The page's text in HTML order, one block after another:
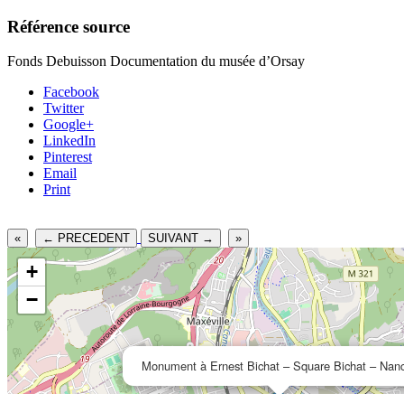
Référence source
Fonds Debuisson Documentation du musée d’Orsay
Facebook
Twitter
Google+
LinkedIn
Pinterest
Email
Print
« ← PRECEDENT SUIVANT → »
Monument à Ernest Bichat – Square Bichat –
+
−